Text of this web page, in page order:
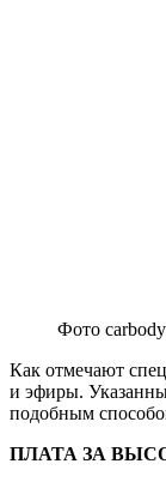
Фото
Как отмечают
и эфиры.
подобным
ПЛАТА ЗА